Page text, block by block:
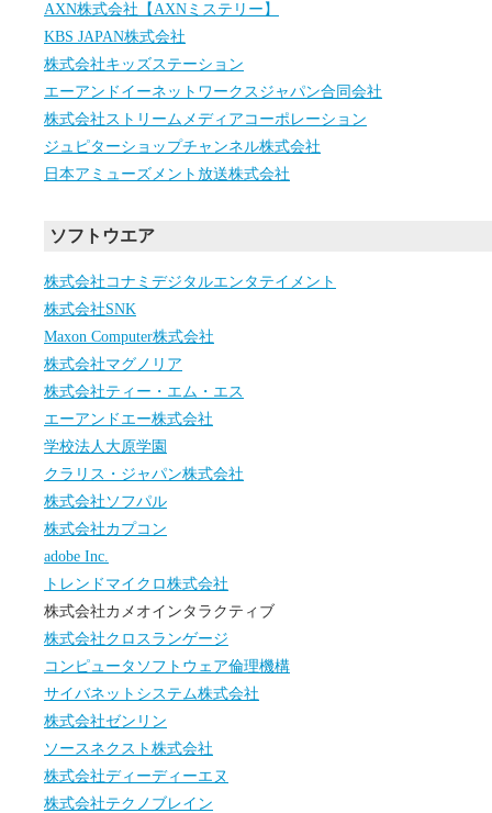
AXN株式会社【AXNミステリー】
KBS JAPAN株式会社
株式会社キッズステーション
エーアンドイーネットワークスジャパン合同会社
株式会社ストリームメディアコーポレーション
ジュピターショップチャンネル株式会社
日本アミューズメント放送株式会社
ソフトウエア
株式会社コナミデジタルエンタテイメント
株式会社SNK
Maxon Computer株式会社
株式会社マグノリア
株式会社ティー・エム・エス
エーアンドエー株式会社
学校法人大原学園
クラリス・ジャパン株式会社
株式会社ソフパル
株式会社カプコン
adobe Inc.
トレンドマイクロ株式会社
株式会社カメオインタラクティブ
株式会社クロスランゲージ
コンピュータソフトウェア倫理機構
サイバネットシステム株式会社
株式会社ゼンリン
ソースネクスト株式会社
株式会社ディーディーエヌ
株式会社テクノブレイン